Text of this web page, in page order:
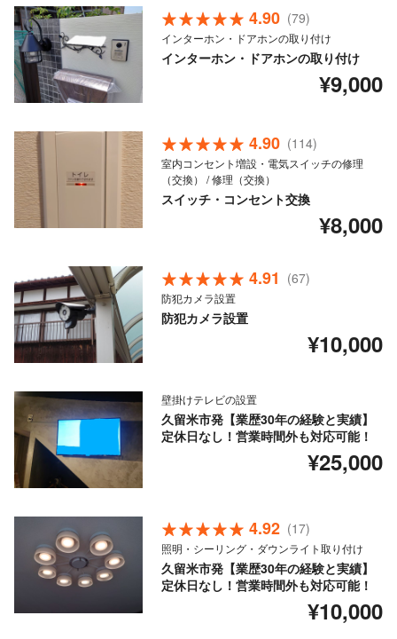
4.90 (79)
インターホン・ドアホンの取り付け
インターホン・ドアホンの取り付け
¥9,000
4.90 (114)
室内コンセント増設・電気スイッチの修理
（交換） / 修理（交換）
スイッチ・コンセント交換
¥8,000
4.91 (67)
防犯カメラ設置
防犯カメラ設置
¥10,000
壁掛けテレビの設置
久留米市発【業歴30年の経験と実績】
定休日なし！営業時間外も対応可能！
¥25,000
4.92 (17)
照明・シーリング・ダウンライト取り付け
久留米市発【業歴30年の経験と実績】
定休日なし！営業時間外も対応可能！
¥10,000